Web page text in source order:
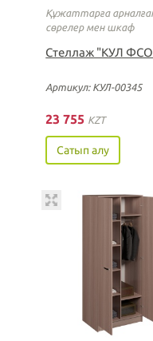
Құжаттарға
сөрелер мен шкаф
Стеллаж "КУЛ
Артикул: КУЛ-00345
23 755 KZT
Сатып алу